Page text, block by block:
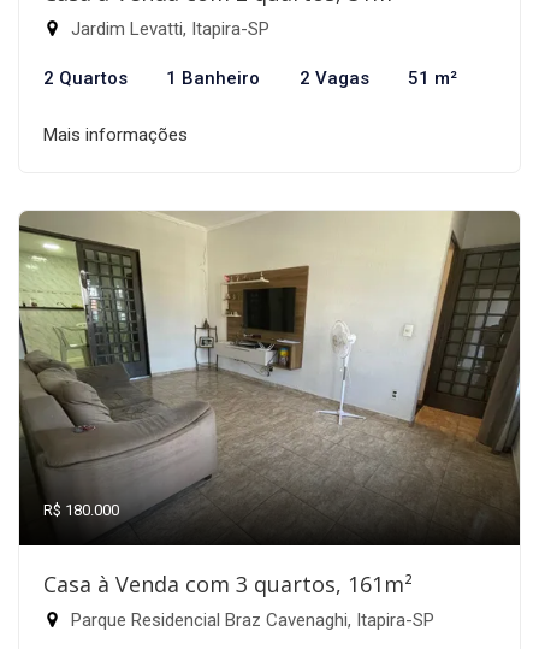
Jardim Levatti, Itapira-SP
2 Quartos 1 Banheiro 2 Vagas 51 m²
Mais informações
R$ 180.000
Casa à Venda com 3 quartos, 161m²
Parque Residencial Braz Cavenaghi, Itapira-SP